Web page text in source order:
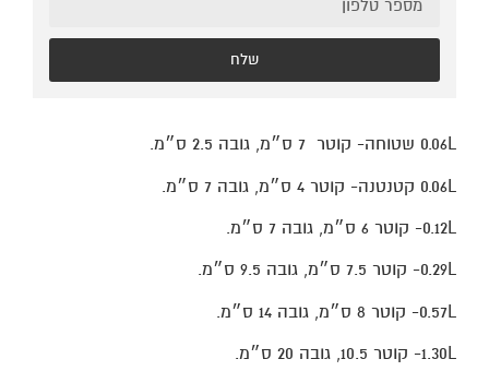
שלח
0.06L שטוחה- קוטר 7 ס״מ, גובה 2.5 ס״מ.
0.06L קטנטנה- קוטר 4 ס״מ, גובה 7 ס״מ.
0.12L- קוטר 6 ס״מ, גובה 7 ס״מ.
0.29L- קוטר 7.5 ס״מ, גובה 9.5 ס״מ.
0.57L- קוטר 8 ס״מ, גובה 14 ס״מ.
1.30L- קוטר 10.5, גובה 20 ס״מ.